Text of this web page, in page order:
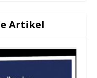
Artikel